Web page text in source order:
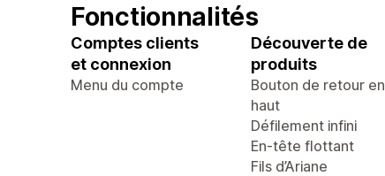
Fonctionnalités
Comptes clients
et connexion
Menu du compte
Découverte de
produits
Bouton de retour en
haut
Défilement infini
En-tête flottant
Fils d’Ariane